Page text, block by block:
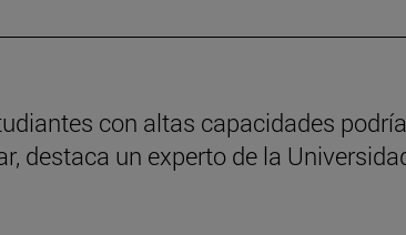
con altas capacidades
destaca un experto de la